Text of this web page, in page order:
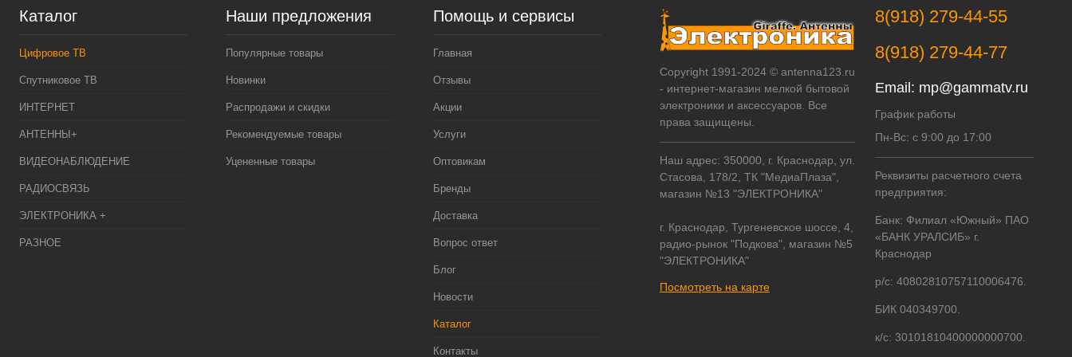
Каталог
Цифровое ТВ
Спутниковое ТВ
ИНТЕРНЕТ
АНТЕННЫ+
ВИДЕОНАБЛЮДЕНИЕ
РАДИОСВЯЗЬ
ЭЛЕКТРОНИКА +
РАЗНОЕ
Наши предложения
Популярные товары
Новинки
Распродажи и скидки
Рекомендуемые товары
Уцененные товары
Помощь и сервисы
Главная
Отзывы
Акции
Услуги
Оптовикам
Бренды
Доставка
Вопрос ответ
Блог
Новости
Каталог
Контакты
Copyright 1991-2024 © antenna123.ru
- интернет-магазин мелкой бытовой
электроники и аксессуаров. Все
права защищены.
Наш адрес: 350000, г. Краснодар, ул.
Стасова, 178/2, ТК "МедиаПлаза",
магазин №13 "ЭЛЕКТРОНИКА"
г. Краснодар, Тургеневское шоссе, 4,
радио-рынок "Подкова", магазин №5
"ЭЛЕКТРОНИКА"
Посмотреть на карте
8(918) 279-44-55
8(918) 279-44-77
Email: mp@gammatv.ru
График работы
Пн-Вс: с 9:00 до 17:00
Реквизиты расчетного счета
предприятия:
Банк: Филиал «Южный» ПАО
«БАНК УРАЛСИБ» г.
Краснодар
р/с: 40802810757110006476.
БИК 040349700.
к/с: 30101810400000000700.